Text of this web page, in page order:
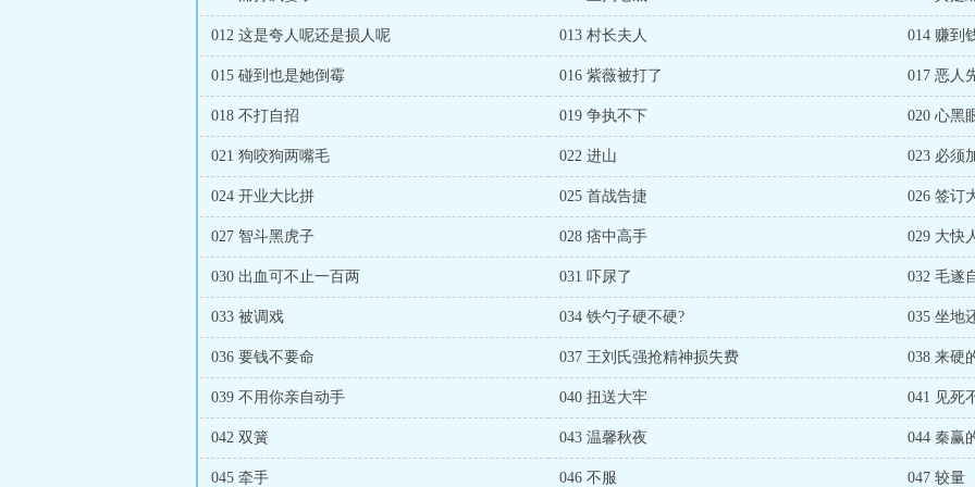
012 这是夸人呢还是损人呢 013 村长夫人 014 赚到
015 碰到也是她倒霉 016 紫薇被打了 017 恶人
018 不打自招 019 争执不下 020 心黑
021 狗咬狗两嘴毛 022 进山 023 必须
024 开业大比拼 025 首战告捷 026 签订
027 智斗黑虎子 028 痞中高手 029 大快
030 出血可不止一百两 031 吓尿了 032 毛遂
033 被调戏 034 铁勺子硬不硬? 035 坐地
036 要钱不要命 037 王刘氏强抢精神损失费 038 来硬
039 不用你亲自动手 040 扭送大牢 041 见死
042 双簧 043 温馨秋夜 044 秦赢
045 牵手 046 不服 047 较量